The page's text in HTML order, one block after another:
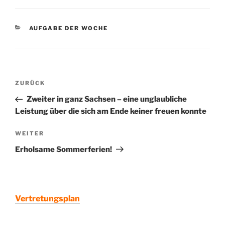
KATEGORIEN
AUFGABE DER WOCHE
Beitragsnavigation
Vorheriger
Beitrag
ZURÜCK
Zweiter in ganz Sachsen – eine unglaubliche
Leistung über die sich am Ende keiner freuen konnte
Nächster
Beitrag
WEITER
Erholsame Sommerferien!
Vertretungsplan